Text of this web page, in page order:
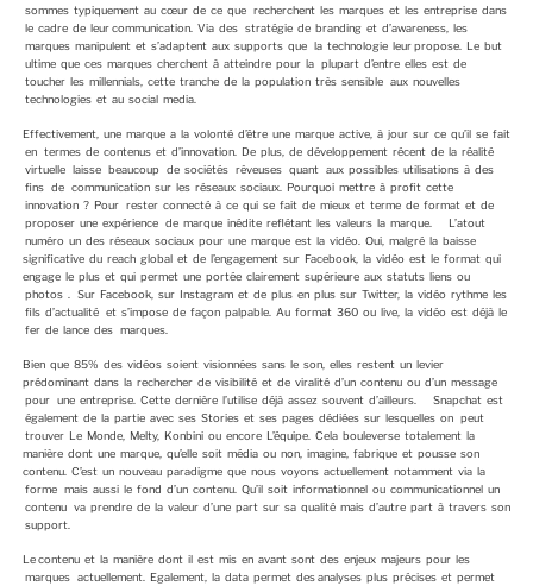
sommes typiquement au cœur de ce que recherchent les marques et les entreprise dans
le cadre de leur communication. Via des stratégie de branding et d’awareness, les
marques manipulent et s’adaptent aux supports que la technologie leur propose. Le but
ultime que ces marques cherchent à atteindre pour la plupart d’entre elles est de
toucher les millennials, cette tranche de la population très sensible aux nouvelles
technologies et au social media.
Effectivement, une marque a la volonté d’être une marque active, à jour sur ce qu’il se fait
en termes de contenus et d’innovation. De plus, de développement récent de la réalité
virtuelle laisse beaucoup de sociétés rêveuses quant aux possibles utilisations à des
fins de communication sur les réseaux sociaux. Pourquoi mettre à profit cette
innovation ? Pour rester connecté à ce qui se fait de mieux et terme de format et de
proposer une expérience de marque inédite reflétant les valeurs la marque. L’atout
numéro un des réseaux sociaux pour une marque est la vidéo. Oui, malgré la baisse
significative du reach global et de l’engagement sur Facebook, la vidéo est le format qui
engage le plus et qui permet une portée clairement supérieure aux statuts liens ou
photos . Sur Facebook, sur Instagram et de plus en plus sur Twitter, la vidéo rythme les
fils d’actualité et s’impose de façon palpable. Au format 360 ou live, la vidéo est déjà le
fer de lance des marques.
Bien que 85% des vidéos soient visionnées sans le son, elles restent un levier
prédominant dans la rechercher de visibilité et de viralité d’un contenu ou d’un message
pour une entreprise. Cette dernière l’utilise déjà assez souvent d’ailleurs. Snapchat est
également de la partie avec ses Stories et ses pages dédiées sur lesquelles on peut
trouver Le Monde, Melty, Konbini ou encore L’équipe. Cela bouleverse totalement la
manière dont une marque, qu’elle soit média ou non, imagine, fabrique et pousse son
contenu. C’est un nouveau paradigme que nous voyons actuellement notamment via la
forme mais aussi le fond d’un contenu. Qu’il soit informationnel ou communicationnel un
contenu va prendre de la valeur d’une part sur sa qualité mais d’autre part à travers son
support.
Le contenu et la manière dont il est mis en avant sont des enjeux majeurs pour les
marques actuellement. Egalement, la data permet des analyses plus précises et permet